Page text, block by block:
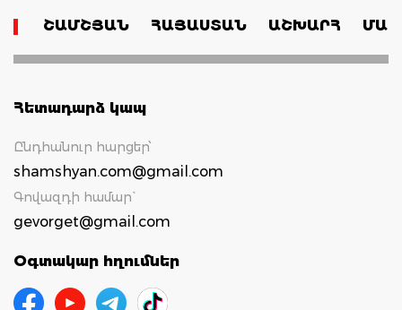
ՇԱՄՇՅԱՆ ՀԱՅԱՍՏԱՆ ԱՇԽԱՐՀ
Հետադարձ կապ
Ընդհանուր հարցեր՝
shamshyan.com@gmail.com
Գովազդի համար`
gevorget@gmail.com
Օգտակար հղումներ